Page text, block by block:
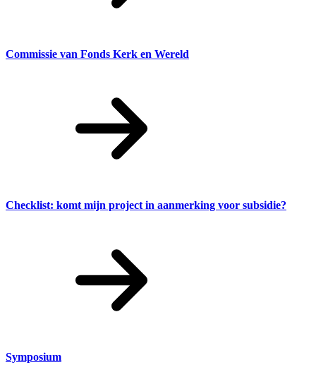
Commissie van Fonds Kerk en Wereld
Checklist: komt mijn project in aanmerking voor subsidie?
Symposium